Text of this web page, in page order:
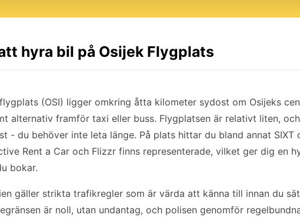
hyra bil på Osijek Flygplats
(OSI) ligger omkring åtta kilometer sydost om Osijeks
alternativ framför taxi eller buss. Flygplatsen är relativt liten,
- du behöver inte leta länge. På plats hittar du bland annat SIXT
Rent a Car och Flizzr finns representerade, vilket ger dig en
bokar.
gäller strikta trafikregler som är värda att känna till innan du
är noll, utan undantag, och polisen genomför